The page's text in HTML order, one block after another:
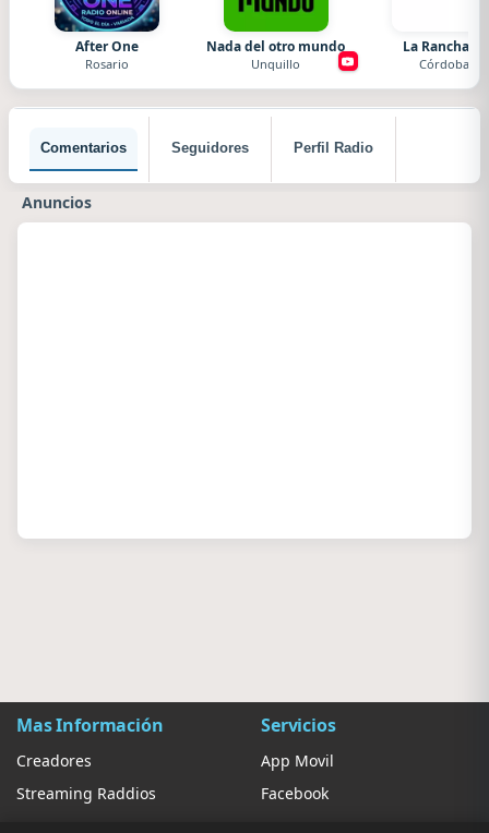
After One
Rosario
Nada del otro mundo
Unquillo
La Ranchada
Córdoba
Comentarios Seguidores Perfil Radio
Anuncios
Mas Información
Creadores
Streaming Raddios
Servicios
App Movil
Facebook